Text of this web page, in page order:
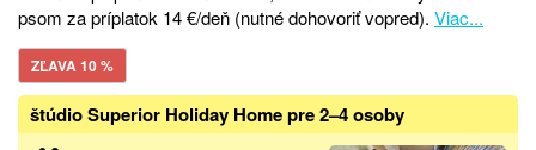
psom za príplatok 14 €/deň (nutné dohovoriť vopred). Viac...
ZĽAVA 10 %
štúdio Superior Holiday Home pre 2–4 osoby